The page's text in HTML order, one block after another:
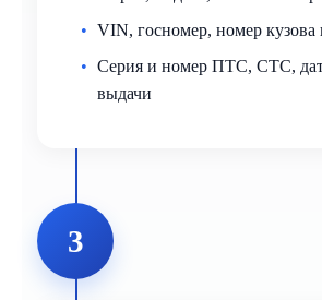
VIN, госномер, номер кузова
Серия и номер ПТС, СТС,
выдачи
3